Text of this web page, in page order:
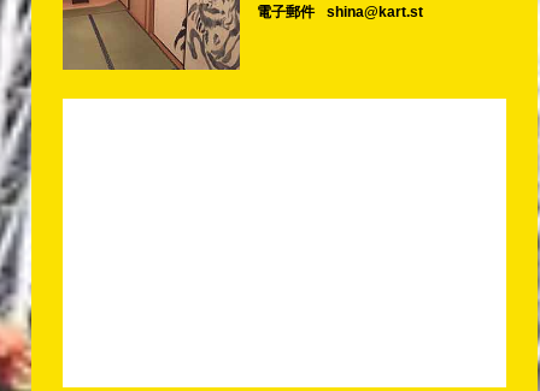
電子郵件
shina@kart.st